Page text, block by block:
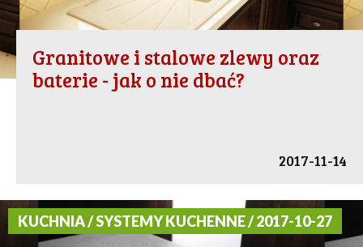
Granitowe i stalowe zlewy oraz
baterie - jak o nie dbać?
2017-11-14
KUCHNIA / SYSTEMY KUCHENNE / 2017-10-27